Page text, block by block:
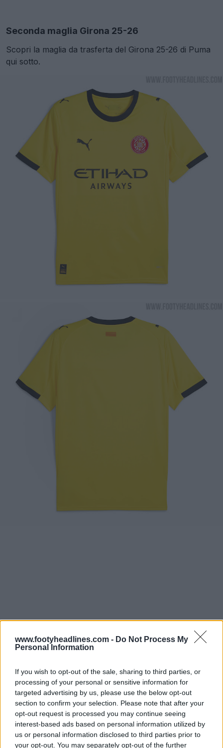
www.footyheadlines.com - Do Not Process My
Personal Information
If you wish to opt-out of the sale, sharing to third parties, or
processing of your personal or sensitive information for
targeted advertising by us, please use the below opt-out
section to confirm your selection. Please note that after your
opt-out request is processed you may continue seeing
interest-based ads based on personal information utilized by
us or personal information disclosed to third parties prior to
your opt-out. You may separately opt-out of the further
Seconda maglia Girona 25-26
Scopri la maglia da trasferta del Girona 25-26 di Puma
qui sotto.